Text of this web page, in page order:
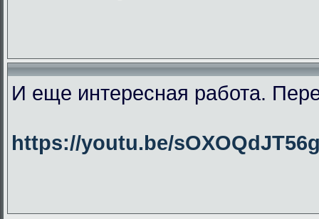
И еще интересная работа.
https://youtu.be/